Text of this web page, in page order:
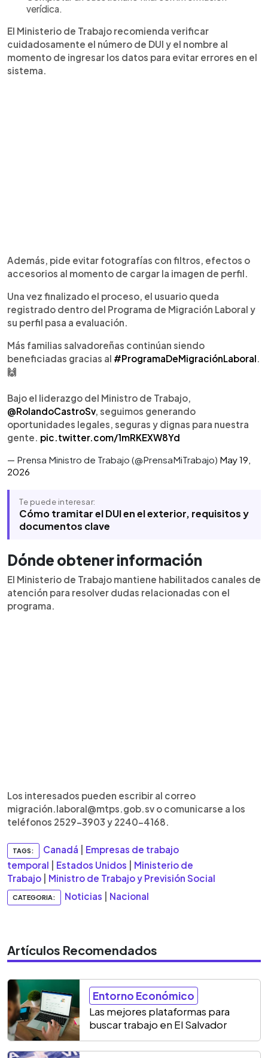
verídica.
El Ministerio de Trabajo recomienda verificar
cuidadosamente el número de DUI y el nombre al
momento de ingresar los datos para evitar errores en el
sistema.
Además, pide evitar fotografías con filtros, efectos o
accesorios al momento de cargar la imagen de perfil.
Una vez finalizado el proceso, el usuario queda
registrado dentro del Programa de Migración Laboral y
su perfil pasa a evaluación.
Más familias salvadoreñas continúan siendo
beneficiadas gracias al #ProgramaDeMigraciónLaboral.
🙌
Bajo el liderazgo del Ministro de Trabajo,
@RolandoCastroSv, seguimos generando
oportunidades legales, seguras y dignas para nuestra
gente. pic.twitter.com/1mRKEXW8Yd
— Prensa Ministro de Trabajo (@PrensaMiTrabajo) May 19,
2026
Te puede interesar:
Cómo tramitar el DUI en el exterior, requisitos y
documentos clave
Dónde obtener información
El Ministerio de Trabajo mantiene habilitados canales de
atención para resolver dudas relacionadas con el
programa.
Los interesados pueden escribir al correo
migración.laboral@mtps.gob.sv o comunicarse a los
teléfonos 2529-3903 y 2240-4168.
TAGS: Canadá
Empresas de trabajo
temporal
Estados Unidos
Ministerio de
Trabajo
Ministro de Trabajo y Previsión Social
CATEGORIA: Noticias Nacional
Artículos Recomendados
Entorno Económico
Las mejores plataformas para
buscar trabajo en El Salvador